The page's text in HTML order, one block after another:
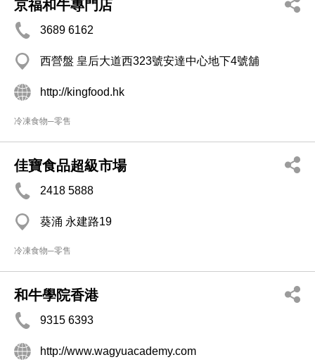
京福和牛專門店
3689 6162
西營盤 皇后大道西323號安達中心地下4號舖
http://kingfood.hk
冷凍食物─零售
佳寶食品超級市場
2418 5888
葵涌 永建路19
冷凍食物─零售
和牛學院香港
9315 6393
http://www.wagyuacademy.com